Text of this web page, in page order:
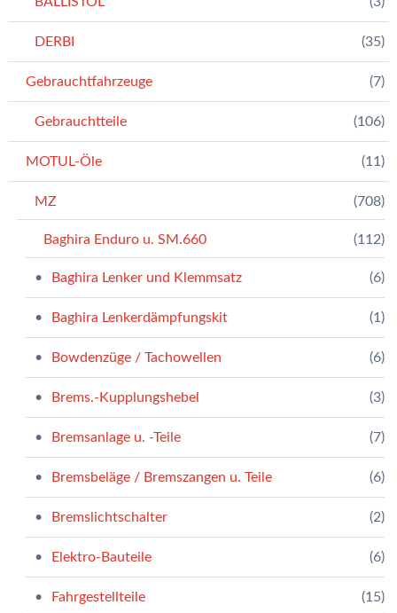
DERBI (35)
Gebrauchtfahrzeuge (7)
Gebrauchtteile (106)
MOTUL-Öle (11)
MZ (708)
Baghira Enduro u. SM.660 (112)
Baghira Lenker und Klemmsatz (6)
Baghira Lenkerdämpfungskit (1)
Bowdenzüge / Tachowellen (6)
Brems.-Kupplungshebel (3)
Bremsanlage u. -Teile (7)
Bremsbeläge / Bremszangen u. Teile (6)
Bremslichtschalter (2)
Elektro-Bauteile (6)
Fahrgestellteile (15)